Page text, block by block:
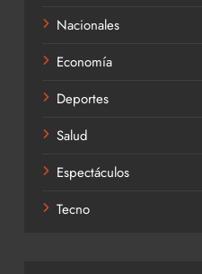
Nacionales
Economía
Deportes
Salud
Espectáculos
Tecno